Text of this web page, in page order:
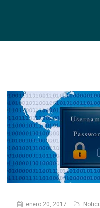
enero 20, 2017